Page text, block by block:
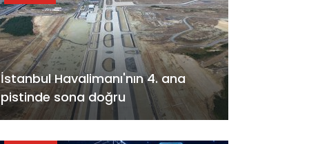
İstanbul Havalimanı'nın 4. ana
pistinde sona doğru